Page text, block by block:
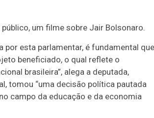
um filme sobre Jair Bolsonaro.
por esta parlamentar, é fundamental que
beneficiado, o qual reflete o
brasileira”, alega a deputada,
tomou “uma decisão política pautada
campo da educação e da economia